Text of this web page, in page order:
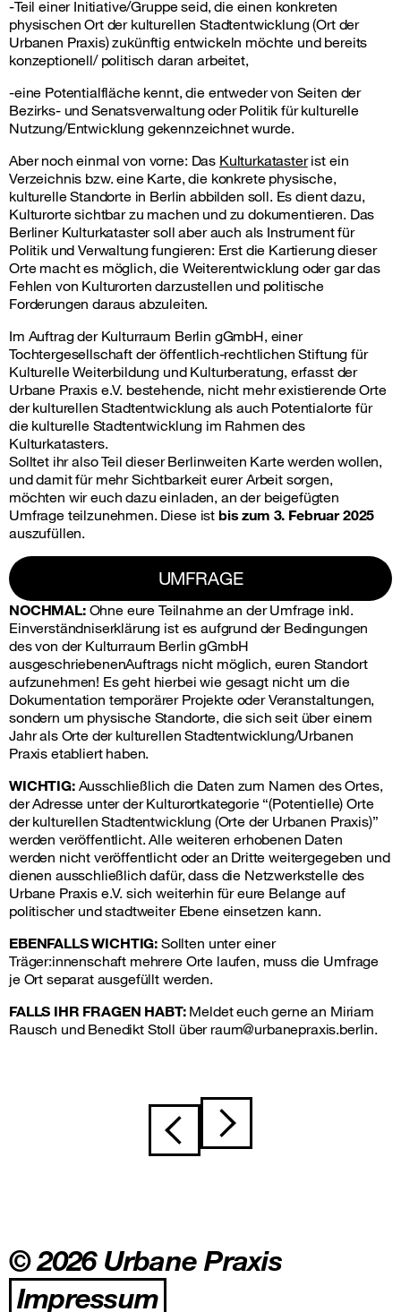
-Teil einer Initiative/Gruppe seid, die einen konkreten
physischen Ort der kulturellen Stadtentwicklung (Ort der
Urbanen Praxis) zukünftig entwickeln möchte und bereits
konzeptionell/ politisch daran arbeitet,
-eine Potentialfläche kennt, die entweder von Seiten der
Bezirks- und Senatsverwaltung oder Politik für kulturelle
Nutzung/Entwicklung gekennzeichnet wurde.
Aber noch einmal von vorne: Das Kulturkatasterist ein
Verzeichnis bzw. eine Karte, die konkrete physische,
kulturelle Standorte in Berlin abbilden soll. Es dient dazu,
Kulturorte sichtbar zu machen und zu dokumentieren. Das
Berliner Kulturkataster soll aber auch als Instrument für
Politik und Verwaltung fungieren: Erst die Kartierung dieser
Orte macht es möglich, die Weiterentwicklung oder gar das
Fehlen von Kulturorten darzustellen und politische
Forderungen daraus abzuleiten.
Im Auftrag der Kulturraum Berlin gGmbH, einer
Tochtergesellschaft der öffentlich-rechtlichen Stiftung für
Kulturelle Weiterbildung und Kulturberatung, erfasst der
Urbane Praxis e.V. bestehende, nicht mehr existierende Orte
der kulturellen Stadtentwicklung als auch Potentialorte für
die kulturelle Stadtentwicklung im Rahmen des
Kulturkatasters.
Solltet ihr also Teil dieser Berlinweiten Karte werden wollen,
und damit für mehr Sichtbarkeit eurer Arbeit sorgen,
möchten wir euch dazu einladen, an der beigefügten
Umfrage teilzunehmen. Diese ist bis zum 3. Februar 2025
auszufüllen.
UMFRAGE
NOCHMAL:Ohne eure Teilnahme an der Umfrage inkl.
Einverständniserklärung ist es aufgrund der Bedingungen
des von der Kulturraum Berlin gGmbH
ausgeschriebenenAuftrags nicht möglich, euren Standort
aufzunehmen! Es geht hierbei wie gesagt nicht um die
Dokumentation temporärer Projekte oder Veranstaltungen,
sondern um physische Standorte, die sich seit über einem
Jahr als Orte der kulturellen Stadtentwicklung/Urbanen
Praxis etabliert haben.
WICHTIG:Ausschließlich die Daten zum Namen des Ortes,
der Adresse unter der Kulturortkategorie “(Potentielle) Orte
der kulturellen Stadtentwicklung (Orte der Urbanen Praxis)”
werden veröffentlicht. Alle weiteren erhobenen Daten
werden nicht veröffentlicht oder an Dritte weitergegeben und
dienen ausschließlich dafür, dass die Netzwerkstelle des
Urbane Praxis e.V. sich weiterhin für eure Belange auf
politischer und stadtweiter Ebene einsetzen kann.
EBENFALLS WICHTIG: Sollten unter einer
Träger:innenschaft mehrere Orte laufen, muss die Umfrage
je Ort separat ausgefüllt werden.
FALLS IHR FRAGEN HABT:Meldet euch gerne an Miriam
Rausch und Benedikt Stoll über raum@urbanepraxis.berlin.
Beitragsnavigation
© 2026 Urbane Praxis
Impressum